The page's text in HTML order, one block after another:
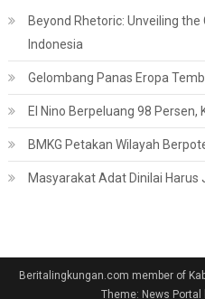
Beyond Rhetoric: Unveiling
Indonesia
Gelombang Panas Eropa
El Nino Berpeluang 98
BMKG Petakan Wilayah
Masyarakat Adat Dinilai Harus
Beritalingkungan.com member of
Theme: News Portal